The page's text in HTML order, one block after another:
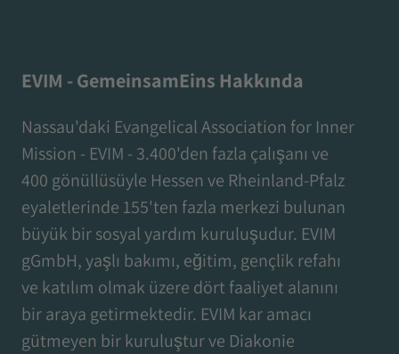
EVIM - GemeinsamEins Hakkında
Nassau'daki Evangelical Association for Inner
Mission - EVIM - 3.400'den fazla çalışanı ve
400 gönüllüsüyle Hessen ve Rheinland-Pfalz
eyaletlerinde 155'ten fazla merkezi bulunan
büyük bir sosyal yardım kuruluşudur. EVIM
gGmbH, yaşlı bakımı, eğitim, gençlik refahı
ve katılım olmak üzere dört faaliyet alanını
bir araya getirmektedir. EVIM kar amacı
gütmeyen bir kuruluştur ve Diakonie